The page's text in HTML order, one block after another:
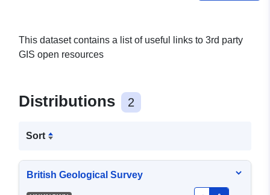
This dataset contains a list of useful links to 3rd party
GIS open resources
Distributions 2
Sort
British Geological Survey